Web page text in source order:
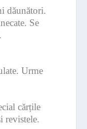
dăunători.
Se
Urme
cărțile
revistele.